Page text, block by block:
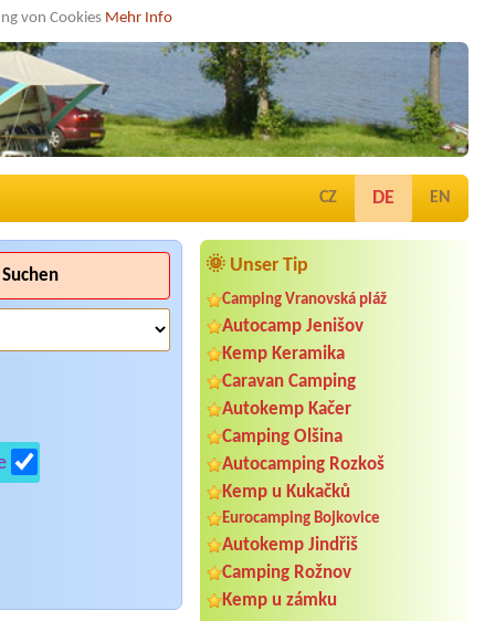
von Cookies Mehr Info
CZ DE EN
🌞 Unser Tip
Camping Vranovská pláž
Autocamp Jenišov
Kemp Keramika
Caravan Camping
Autokemp Kačer
Camping Olšina
Autocamping Rozkoš
Kemp u Kukačků
Eurocamping Bojkovice
Autokemp Jindřiš
Camping Rožnov
Kemp u zámku
Termin ab 2026-08-01 |
Ždáň
1x 6L velká chatka
Suchen